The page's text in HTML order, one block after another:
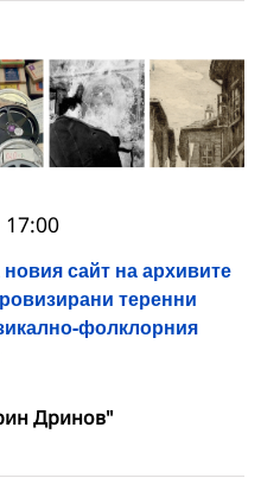
сайт на архивите
теренни
фолклорния
17:00
Дринов"